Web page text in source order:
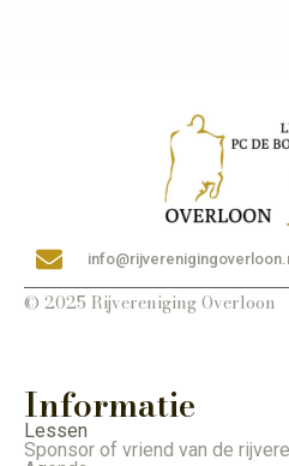
© 2025 Rijvereniging Overloon
Informatie
Lessen
Sponsor of vriend van de